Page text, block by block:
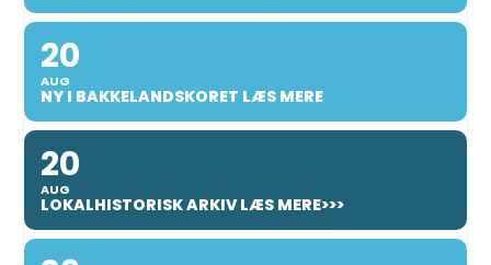
20
AUG
NY I BAKKELANDSKORET LÆS MERE
20
AUG
LOKALHISTORISK ARKIV LÆS MERE>>>